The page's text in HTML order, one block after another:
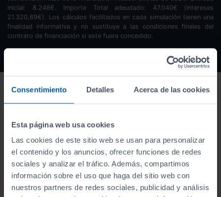
Consentimiento Detalles Acerca de las cookies
Esta página web usa cookies
Las cookies de este sitio web se usan para personalizar
el contenido y los anuncios, ofrecer funciones de redes
sociales y analizar el tráfico. Además, compartimos
información sobre el uso que haga del sitio web con
nuestros partners de redes sociales, publicidad y análisis
inicial: 8.248€. Importe Total adeudado: 47.040€ (intereses
21.320,69€). Los cálculos facilitados en cada simulación tienen una
finalidad informativa y no sustituye a las condiciones finales del
contrato de financiación si este fuera concedido.